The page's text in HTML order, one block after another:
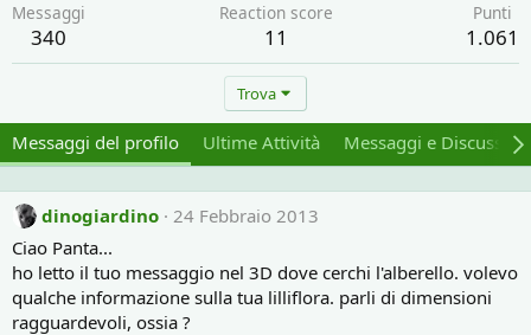
Messaggi
340
Reaction score
11
Punti
1.061
Trova
Messaggi del profilo Ultime Attività Messaggi e
dinogiardino 24 Febbraio 2013
Ciao Panta...
ho letto il tuo messaggio nel 3D dove cerchi l'alberello. volevo
qualche informazione sulla tua lilliflora. parli di dimensioni
ragguardevoli, ossia ?